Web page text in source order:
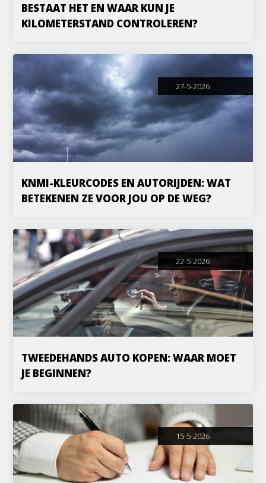
BESTAAT HET EN WAAR KUN JE
KILOMETERSTAND CONTROLEREN?
27-5-2026
KNMI-KLEURCODES EN AUTORIJDEN: WAT
BETEKENEN ZE VOOR JOU OP DE WEG?
22-5-2026
TWEEDEHANDS AUTO KOPEN: WAAR MOET
JE BEGINNEN?
15-5-2026